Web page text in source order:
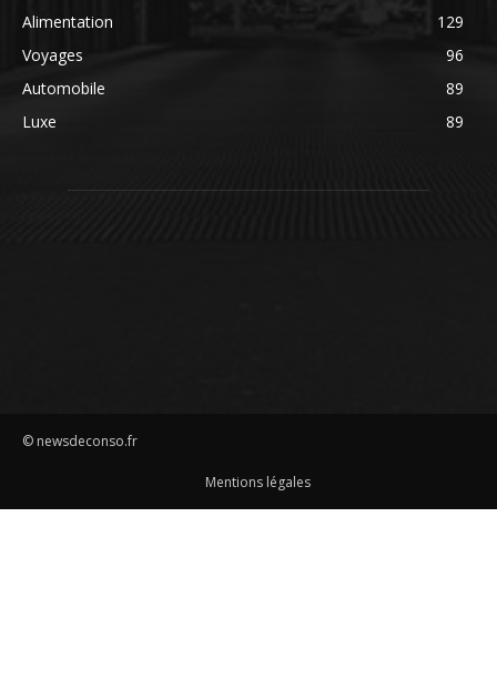
Alimentation
129
Voyages
96
Automobile
89
Luxe
89
© newsdeconso.fr
Mentions légales